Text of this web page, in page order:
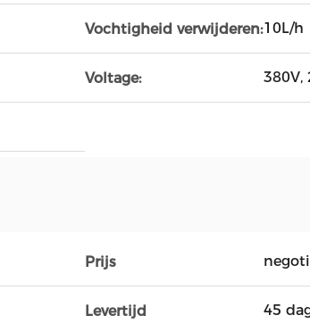
Vochtigheid verwijderen:10L/h
Voltage: 380V,
Prijs
Levertijd 45